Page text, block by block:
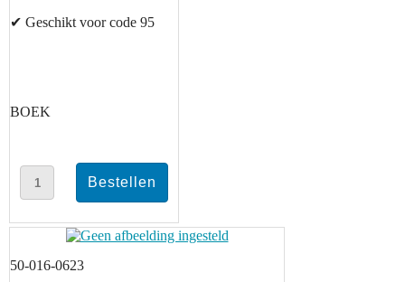
✔ Geschikt voor code 95
BOEK
50-016-0623